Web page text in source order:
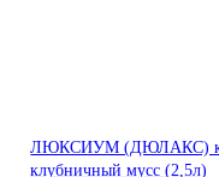
ЛЮКСИУМ (ДЮЛАКС)
клубничный мусс (2,5л)